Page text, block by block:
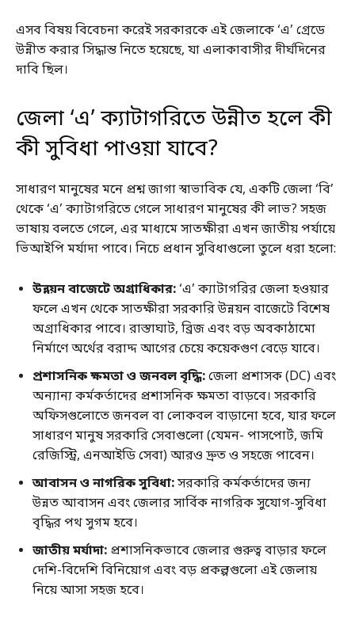
এসব বিষয় বিবেচনা করেই সরকারকে এই জেলাকে ‘এ’ গ্রেডে
উন্নীত করার সিদ্ধান্ত নিতে হয়েছে, যা এলাকাবাসীর দীর্ঘদিনের
দাবি ছিল।
জেলা ‘এ’ ক্যাটাগরিতে উন্নীত হলে কী
কী সুবিধা পাওয়া যাবে?
সাধারণ মানুষের মনে প্রশ্ন জাগা স্বাভাবিক যে, একটি জেলা ‘বি’
থেকে ‘এ’ ক্যাটাগরিতে গেলে সাধারণ মানুষের কী লাভ? সহজ
ভাষায় বলতে গেলে, এর মাধ্যমে সাতক্ষীরা এখন জাতীয় পর্যায়ে
ভিআইপি মর্যাদা পাবে। নিচে প্রধান সুবিধাগুলো তুলে ধরা হলো:
উন্নয়ন বাজেটে অগ্রাধিকার:‘এ’ ক্যাটাগরির জেলা হওয়ার
ফলে এখন থেকে সাতক্ষীরা সরকারি উন্নয়ন বাজেটে বিশেষ
অগ্রাধিকার পাবে। রাস্তাঘাট, ব্রিজ এবং বড় অবকাঠামো
নির্মাণে অর্থের বরাদ্দ আগের চেয়ে কয়েকগুণ বেড়ে যাবে।
প্রশাসনিক ক্ষমতা ও জনবল বৃদ্ধি:জেলা প্রশাসক (DC) এবং
অন্যান্য কর্মকর্তাদের প্রশাসনিক ক্ষমতা বাড়বে। সরকারি
অফিসগুলোতে জনবল বা লোকবল বাড়ানো হবে, যার ফলে
সাধারণ মানুষ সরকারি সেবাগুলো (যেমন- পাসপোর্ট, জমি
রেজিস্ট্রি, এনআইডি সেবা) আরও দ্রুত ও সহজে পাবেন।
আবাসন ও নাগরিক সুবিধা:সরকারি কর্মকর্তাদের জন্য
উন্নত আবাসন এবং জেলার সার্বিক নাগরিক সুযোগ-সুবিধা
বৃদ্ধির পথ সুগম হবে।
জাতীয় মর্যাদা: প্রশাসনিকভাবে জেলার গুরুত্ব বাড়ার ফলে
দেশি-বিদেশি বিনিয়োগ এবং বড় প্রকল্পগুলো এই জেলায়
নিয়ে আসা সহজ হবে।